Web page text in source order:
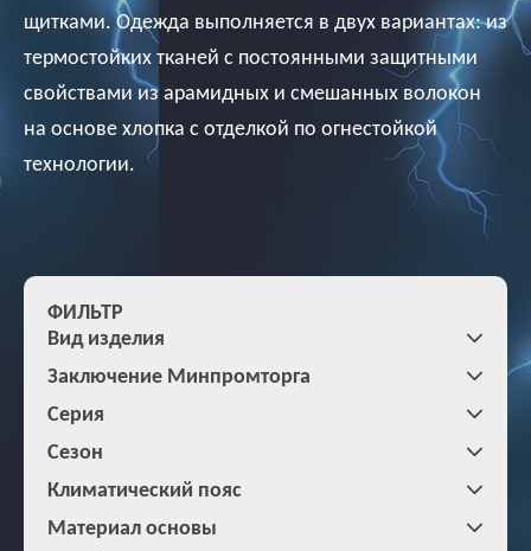
щитками. Одежда выполняется в двух вариантах: из
термостойких тканей с постоянными защитными
свойствами из арамидных и смешанных волокон
на основе хлопка с отделкой по огнестойкой
технологии.
ФИЛЬТР
Вид изделия
Заключение Минпромторга
Серия
Сезон
Климатический пояс
Материал основы